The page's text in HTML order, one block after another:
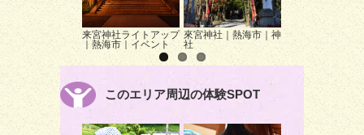
来宮神社ライトアップ
｜熱海市｜イベント
來宮神社｜熱海市｜神
社
伊豆山神社｜熱
神社
このエリア周辺の体験SPOT